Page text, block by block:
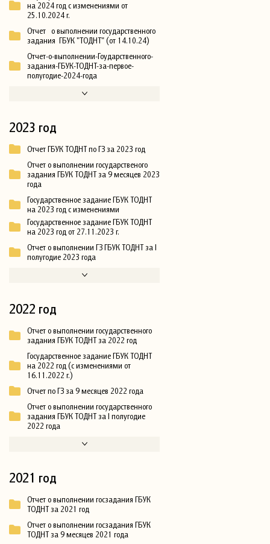
на 2024 год с изменениями от
25.10.2024 г.
Отчет о выполнении государственного
задания ГБУК "ТОДНТ" (от 14.10.24)
Отчет-о-выполнении-Гоударственного-
задания-ГБУК-ТОДНТ-за-первое-
полугодие-2024-года
2023 год
Отчет ГБУК ТОДНТ по ГЗ за 2023 год
Отчет о выполнении государственого
задания ГБУК ТОДНТ за 9 месяцев 2023
года
Государственное задание ГБУК ТОДНТ
на 2023 год с изменениями
Государственное задание ГБУК ТОДНТ
на 2023 год от 27.11.2023 г.
Отчет о выполнении ГЗ ГБУК ТОДНТ за I
полугодие 2023 года
2022 год
Отчет о выполнении государственного
задания ГБУК ТОДНТ за 2022 год
Государственное задание ГБУК ТОДНТ
на 2022 год (с изменениями от
16.11.2022 г.)
Отчет по ГЗ за 9 месяцев 2022 года
Отчет о выполнении государственного
задания ГБУК ТОДНТ за I полугодие
2022 года
2021 год
Отчет о выполнении госзадания ГБУК
ТОДНТ за 2021 год
Отчет о выполнении госзадания ГБУК
ТОДНТ за 9 месяцев 2021 года